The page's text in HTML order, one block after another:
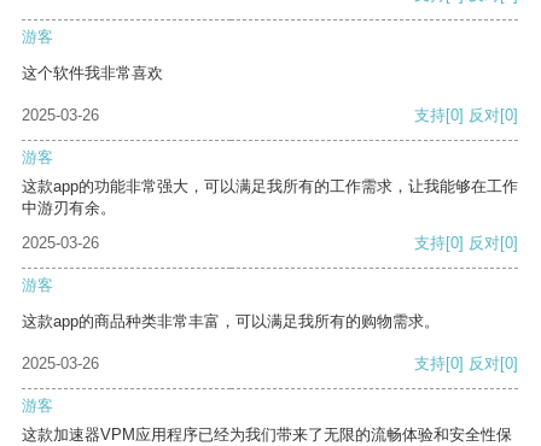
游客
这个软件我非常喜欢
2025-03-26 支持[0] 反对[0]
游客
这款app的功能非常强大，可以满足我所有的工作需求，让我能够在工作
中游刃有余。
2025-03-26
支持[0] 反对[0]
游客
这款app的商品种类非常丰富，可以满足我所有的购物需求。
2025-03-26 支持[0] 反对[0]
游客
这款加速器VPM应用程序已经为我们带来了无限的流畅体验和安全性保